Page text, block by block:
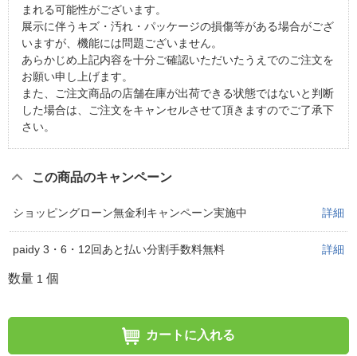
まれる可能性がございます。
展示に伴うキズ・汚れ・パッケージの損傷等がある場合がござ
いますが、機能には問題ございません。
あらかじめ上記内容を十分ご確認いただいたうえでのご注文を
お願い申し上げます。
また、ご注文商品の店舗在庫が出荷できる状態ではないと判断
した場合は、ご注文をキャンセルさせて頂きますのでご了承下
さい。
この商品のキャンペーン
ショッピングローン無金利キャンペーン実施中 詳細
paidy 3・6・12回あと払い分割手数料無料 詳細
数量 1 個
カートに入れる